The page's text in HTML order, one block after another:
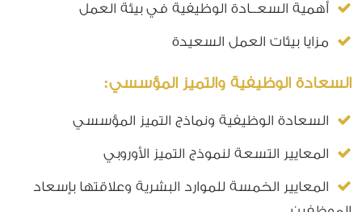
أهمية السعــادة الوظيفية في بيئة العمل
مزايا بيئات العمل السعيدة
السعادة الوظيفية والتميز المؤسسي:
السعادة الوظيفية ونماذج التميز المؤسسي
المعايير التسعة لنموذج التميز الأوروبي
المعايير الخمسة للموارد البشرية وعلاقتها بإسعاد